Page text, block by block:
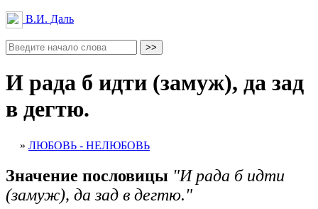
В.И. Даль
И рада б идти (замуж), да зад
в дегтю.
» ЛЮБОВЬ - НЕЛЮБОВЬ
Значение пословицы "И рада б идти
(замуж), да зад в дегтю."